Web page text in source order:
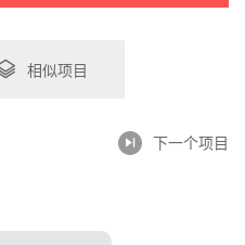
相似项目
下一个项目